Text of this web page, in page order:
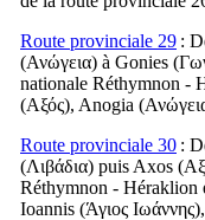
Route provinciale 29 :
(Ανώγεια) à Gonies (
nationale Réthymnon -
(Αξός), Anogia (
Route provinciale 30 :
(Λιβάδια) puis Axos (
Réthymnon - Héraklion
Ioannis (Άγιος Ιωάννης